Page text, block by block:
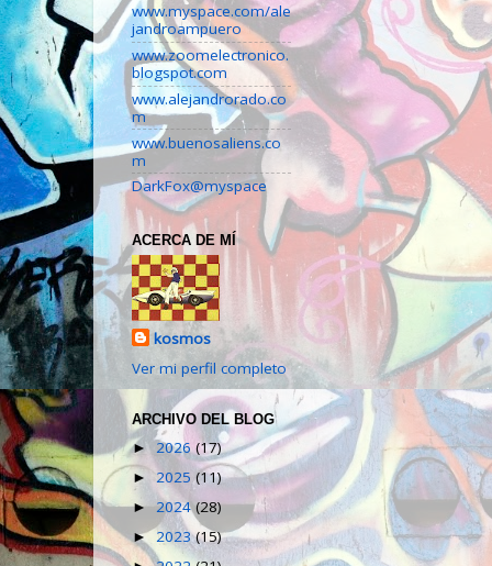
www.myspace.com/ale
jandroampuero
www.zoomelectronico.
blogspot.com
www.alejandrorado.co
m
www.buenosaliens.co
m
DarkFox@myspace
ACERCA DE MÍ
kosmos
Ver mi perfil completo
ARCHIVO DEL BLOG
► 2026(17)
► 2025(11)
► 2024(28)
► 2023(15)